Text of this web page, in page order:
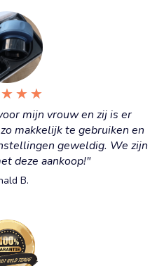
★ ★ ★
mijn vrouw en zij is er
makkelijk te gebruiken en
geweldig. We zijn
deze aankoop!"
B.